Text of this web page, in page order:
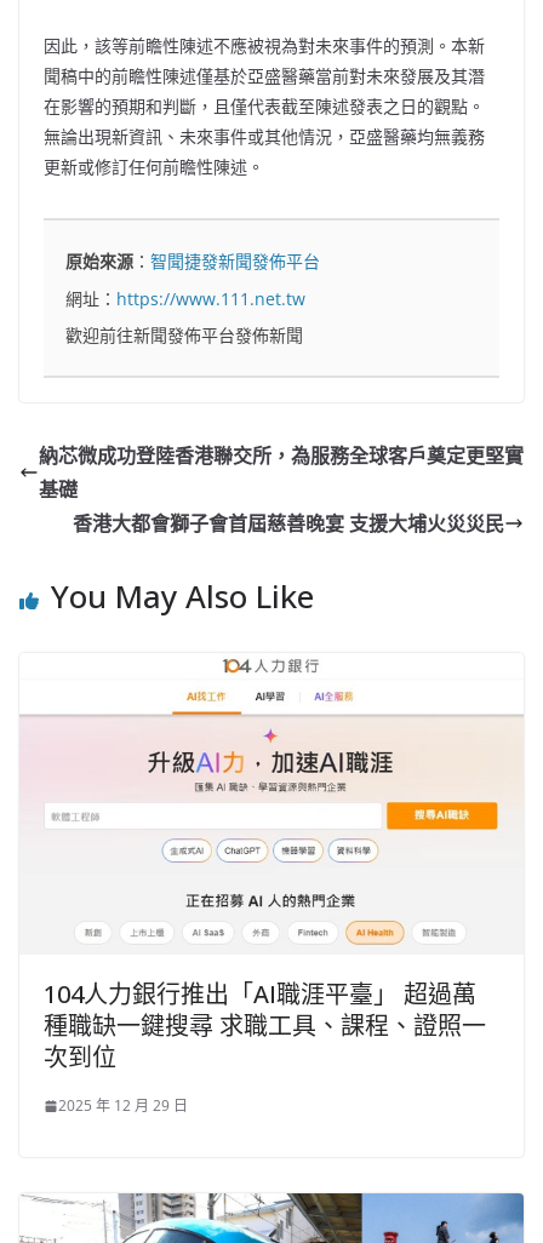
因此，該等前瞻性陳述不應被視為對未來事件的預測。本新
聞稿中的前瞻性陳述僅基於亞盛醫藥當前對未來發展及其潛
在影響的預期和判斷，且僅代表截至陳述發表之日的觀點。
無論出現新資訊、未來事件或其他情況，亞盛醫藥均無義務
更新或修訂任何前瞻性陳述。
原始來源 ：智聞捷發新聞發佈平台
網址： https://www.111.net.tw
歡迎前往新聞發佈平台發佈新聞
納芯微成功登陸香港聯交所，為服務全球客戶奠定更堅實
基礎
香港大都會獅子會首屆慈善晚宴 支援大埔火災災民
You May Also Like
104人力銀行推出「AI職涯平臺」 超過萬
種職缺一鍵搜尋 求職工具、課程、證照一
次到位
2025 年 12 月 29 日